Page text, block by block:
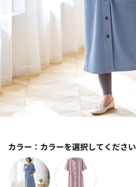
カラー： カラーを選択してください